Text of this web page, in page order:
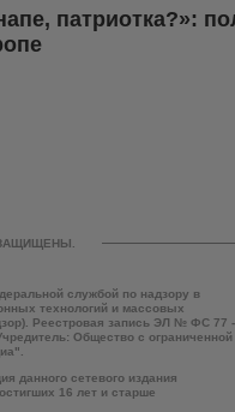
патриотка?»:
службой по надзору в
технологий и массовых
Реестровая запись ЭЛ № ФС 77 -
Общество с ограниченной
данного сетевого издания
16 лет и старше